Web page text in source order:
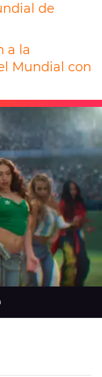
de
a la
Mundial con